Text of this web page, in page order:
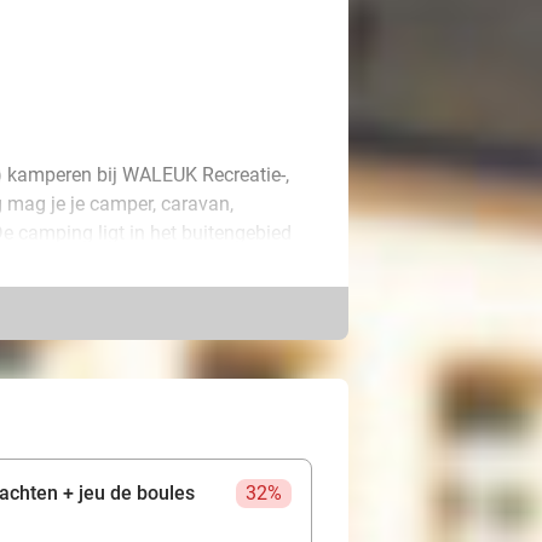
bij WALEUK Recreatie-,
je je camper, caravan,
camping ligt in het buitengebied
in verschillende speeltuinen
om mini-goudklompjes en
Biesbosch of het oude
als Den Bosch of Breda. De
+ jeu de boules
32%